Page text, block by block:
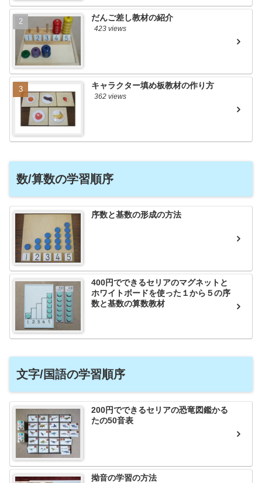
だんご差し教材の紹介
423 views
キャラクター填め板教材の作り方
362 views
数/算数の学習順序
序数と基数の形成の方法
400円でできるセリアのマグネットと
ホワイトボードを使った１から５の序
数と基数の算数教材
文字/国語の学習順序
200円でできるセリアの恐竜図鑑かる
たの50音表
拗音の学習の方法